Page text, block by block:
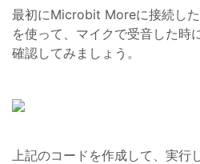
最初にMicrobit Moreに接続し
を使って、マイクで受音した時
確認してみましょう。
上記のコードを作成して、実行